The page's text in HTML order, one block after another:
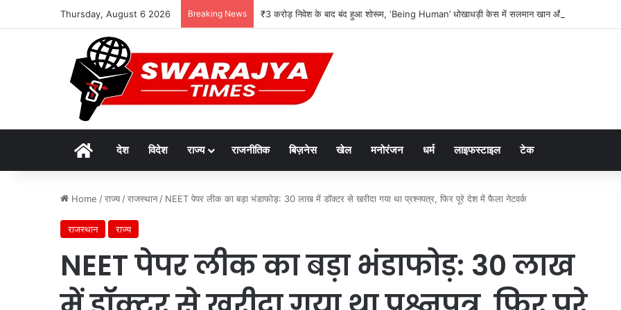
Thursday, August 6 2026 Breaking News ₹3 करोड़ निवेश के बाद बंद हुआ शोरूम, ‘Being Human’ धोखाधड़ी केस में सलमान खान और बहन कोर्ट तलब
Homeदेश विदेश राज्य राजनीतिक बिज़नेस खेल मनोरंजन धर्म लाइफस्टाइल टेक
Home /राज्य /राजस्थान / NEET पेपर लीक का बड़ा भंडाफोड़: 30 लाख में डॉक्टर से खरीदा गया था प्रश्नपत्र, फिर पूरे देश में फैला नेटवर्क
राजस्थान राज्य
NEET पेपर लीक का बड़ा भंडाफोड़: 30 लाख